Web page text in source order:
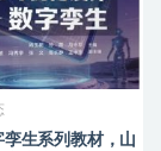
生系列教材，山